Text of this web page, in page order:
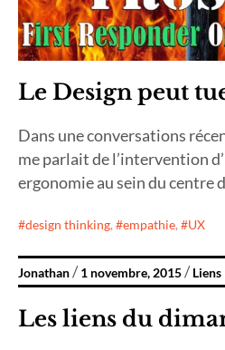
Le Design peut
Dans une conversations
me parlait de l’intervention
ergonomie au sein du centre
design thinking, empathie, UX
Jonathan 1 novembre, 2015 Liens
Les liens du